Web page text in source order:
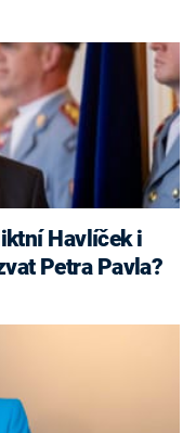
Petra Pavla?